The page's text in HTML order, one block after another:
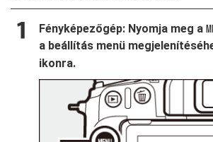
Fényképezőgép: Nyomja meg a
a beállítás menü
ikonra.